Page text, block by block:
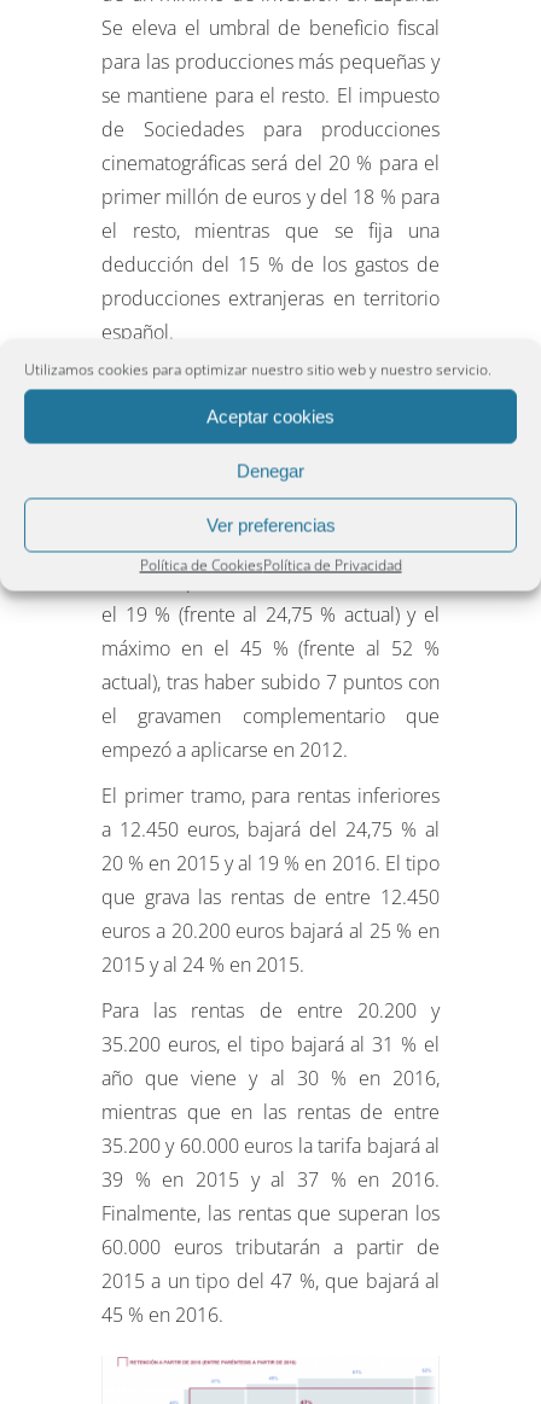
Utilizamos cookies para optimizar nuestro sitio web y nuestro servicio.
Aceptar cookies
Denegar
Ver preferencias
Política de CookiesPolítica de Privacidad
Se eleva el umbral de beneficio fiscal
para las producciones más pequeñas y
se mantiene para el resto. El impuesto
de Sociedades para producciones
cinematográficas será del 20 % para el
primer millón de euros y del 18 % para
el resto, mientras que se fija una
deducción del 15 % de los gastos de
producciones extranjeras en territorio
español.
El impuesto sobre la renta de las
personas físicas (IRPF): La reforma
reduce los tramos del IRPF de siete
a cinco y se llevará a cabo en dos
fases (una en 2015 y otra en 2016)
Cuando esté plenamente en vigor, en
2016, el tipo mínimo del IRPF estará en
el 19 % (frente al 24,75 % actual) y el
máximo en el 45 % (frente al 52 %
actual), tras haber subido 7 puntos con
el gravamen complementario que
empezó a aplicarse en 2012.
El primer tramo, para rentas inferiores
a 12.450 euros, bajará del 24,75 % al
20 % en 2015 y al 19 % en 2016. El tipo
que grava las rentas de entre 12.450
euros a 20.200 euros bajará al 25 % en
2015 y al 24 % en 2015.
Para las rentas de entre 20.200 y
35.200 euros, el tipo bajará al 31 % el
año que viene y al 30 % en 2016,
mientras que en las rentas de entre
35.200 y 60.000 euros la tarifa bajará al
39 % en 2015 y al 37 % en 2016.
Finalmente, las rentas que superan los
60.000 euros tributarán a partir de
2015 a un tipo del 47 %, que bajará al
45 % en 2016.